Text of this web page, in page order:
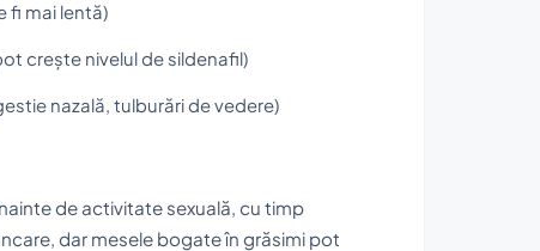
fi mai lentă)
crește nivelul de sildenafil)
nazală, tulburări de vedere)
de activitate sexuală, cu timp
dar mesele bogate în grăsimi pot